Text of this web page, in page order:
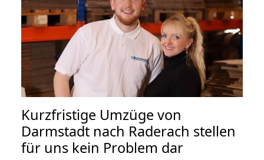
Kurzfristige Umzüge von
Darmstadt nach Raderach stellen
für uns kein Problem dar